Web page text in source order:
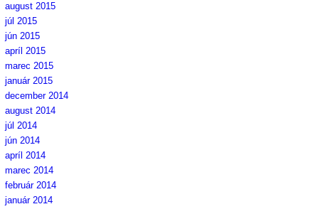
august 2015
júl 2015
jún 2015
apríl 2015
marec 2015
január 2015
december 2014
august 2014
júl 2014
jún 2014
apríl 2014
marec 2014
február 2014
január 2014